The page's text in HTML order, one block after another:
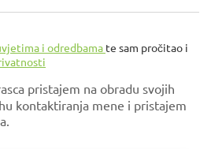
i odredbama te sam pročitao i
pristajem na obradu svojih
kontaktiranja mene i pristajem